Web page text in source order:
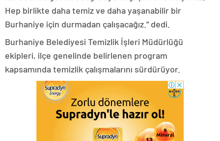
Hep birlikte daha temiz ve daha yaşanabilir bir
Burhaniye için durmadan çalışacağız.” dedi.
Burhaniye Belediyesi Temizlik İşleri Müdürlüğü
ekipleri, ilçe genelinde belirlenen program
kapsamında temizlik çalışmalarını sürdürüyor.